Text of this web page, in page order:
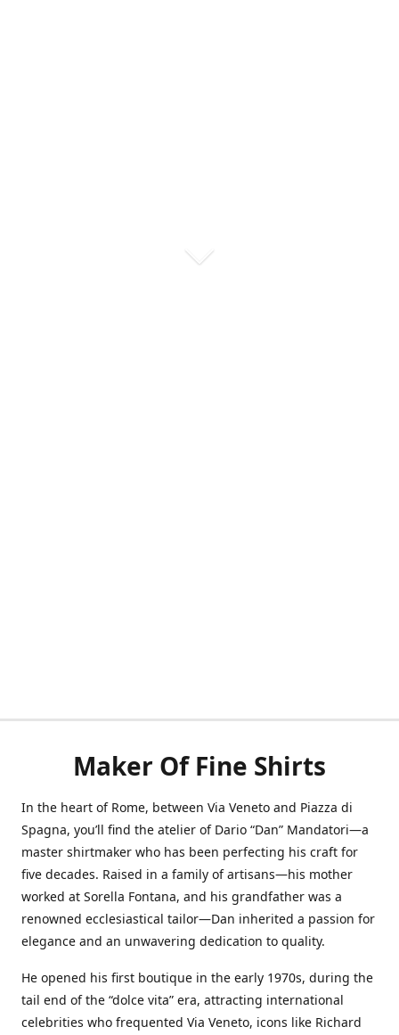
Maker Of Fine Shirts
In the heart of Rome, between Via Veneto and Piazza di
Spagna, you’ll find the atelier of Dario “Dan” Mandatori—a
master shirtmaker who has been perfecting his craft for
five decades. Raised in a family of artisans—his mother
worked at Sorella Fontana, and his grandfather was a
renowned ecclesiastical tailor—Dan inherited a passion for
elegance and an unwavering dedication to quality.
He opened his first boutique in the early 1970s, during the
tail end of the “dolce vita” era, attracting international
celebrities who frequented Via Veneto, icons like Richard